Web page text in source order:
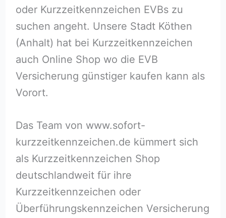
oder Kurzzeitkennzeichen EVBs zu
suchen angeht. Unsere Stadt Köthen
(Anhalt) hat bei Kurzzeitkennzeichen
auch Online Shop wo die EVB
Versicherung günstiger kaufen kann als
Vorort.
Das Team von www.sofort-
kurzzeitkennzeichen.de kümmert sich
als Kurzzeitkennzeichen Shop
deutschlandweit für ihre
Kurzzeitkennzeichen oder
Überführungskennzeichen Versicherung